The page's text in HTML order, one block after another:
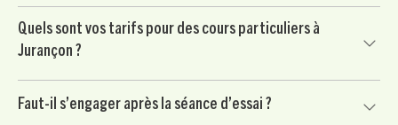
consignes, organiser son travail et gagner en autonomie.
préparation du Brevet, du Bac et des contrôles importants,
avec un travail ciblé sur les méthodes et les matières clés.
Quels sont vos tarifs pour des cours particuliers à
Jurançon ?
/ heure après crédit d’impôt immédiat de 50 %, selon les
Faut-il s’engager après la séance d’essai ?